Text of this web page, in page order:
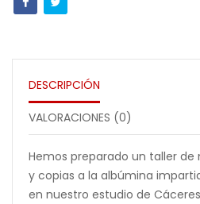
DESCRIPCIÓN
VALORACIONES (0)
Hemos preparado un taller
y copias a la albúmina
en nuestro estudio de